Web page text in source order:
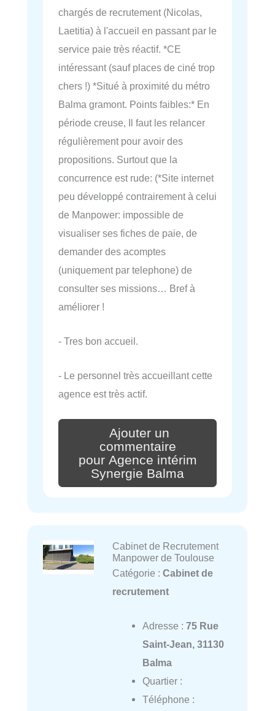
chargés de recrutement (Nicolas,
Laetitia) à l'accueil en passant par le
service paie très réactif. *CE
intéressant (sauf places de ciné trop
chers !) *Situé à proximité du métro
Balma gramont. Points faibles:* En
période creuse, Il faut les relancer
régulièrement pour avoir des
propositions. Surtout que la
concurrence est rude: (*Site internet
peu développé contrairement à celui
de Manpower: impossible de
visualiser ses fiches de paie, de
demander des acomptes
(uniquement par telephone) de
consulter ses missions… Bref à
améliorer !
- Tres bon accueil.
- Le personnel très accueillant cette
agence est très actif.
Ajouter un
commentaire
pour Agence intérim
Synergie Balma
Cabinet de Recrutement
Manpower de Toulouse
Catégorie : Cabinet de
recrutement
Adresse : 75 Rue
Saint-Jean, 31130
Balma
Quartier :
Téléphone :